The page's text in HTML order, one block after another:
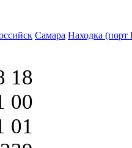
Cамара Находка
18
00
01